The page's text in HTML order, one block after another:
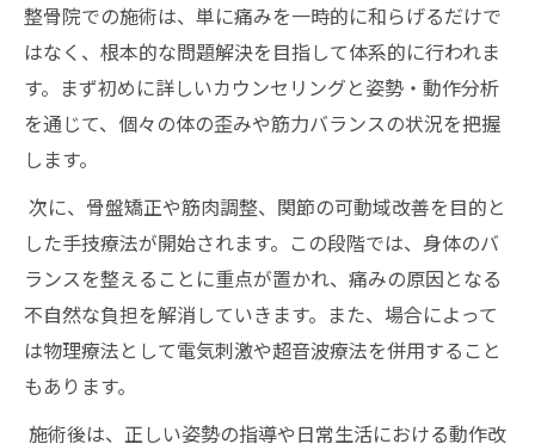
整骨院での施術は、単に痛みを一時的に和らげるだけで
はなく、根本的な問題解決を目指して体系的に行われま
す。まず初めに詳しいカウンセリングと姿勢・動作分析
を通じて、個々の体の歪みや筋力バランスの状況を把握
します。
次に、骨盤矯正や筋肉調整、関節の可動域改善を目的と
した手技療法が開始されます。この段階では、身体のバ
ランスを整えることに重点が置かれ、痛みの原因となる
不自然な負担を解消していきます。また、場合によって
は物理療法として電気刺激や超音波療法を併用すること
もあります。
施術後は、正しい姿勢の指導や日常生活における動作改